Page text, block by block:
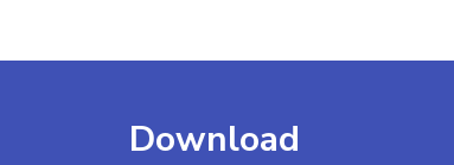
Download